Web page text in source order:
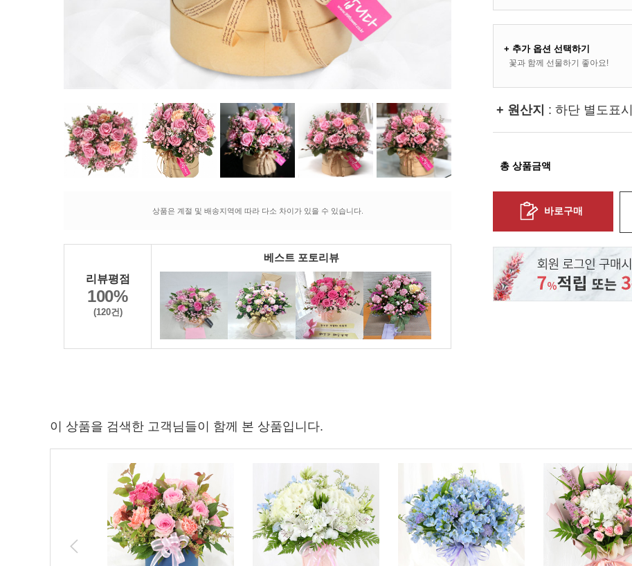
상품은 계절 및 배송지역에 따라 다소 차이가 있을 수 있습니다.
리뷰평점
100%
(120건)
베스트 포토리뷰
+ 추가 옵션 선택하기
꽃과 함께 선물하기 좋아요!
+ 원산지 : 하단 별도표시
총 상품금액
바로구매
이 상품을 검색한 고객님들이 함께 본 상품입니다.